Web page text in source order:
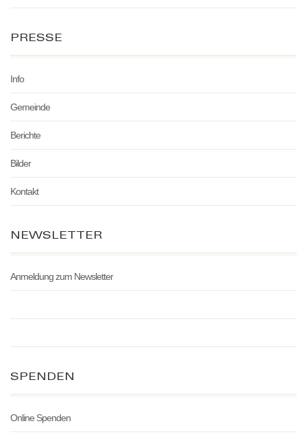
PRESSE
Info
Gemeinde
Berichte
Bilder
Kontakt
NEWSLETTER
Anmeldung zum Newsletter
SPENDEN
Online Spenden